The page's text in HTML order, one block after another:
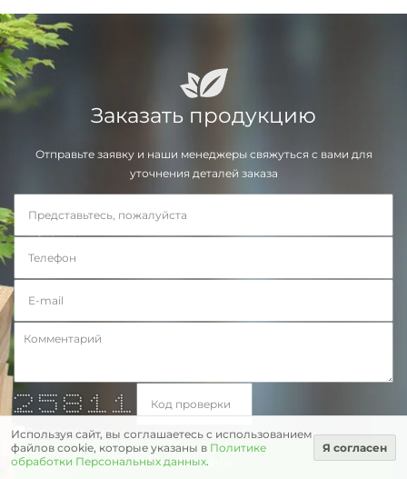
Заказать продукцию
Отправьте заявку и наши менеджеры свяжуться с вами для
уточнения деталей заказа
***** ******* ***** * *
* * * * * ** **
* ****** * * * * * *
* * ***** * *
** * * * * *
** * * * * * *
******* ***** ***** ******* *******
Даю согласие наобработку моих персональных данных
Используя сайт, вы соглашаетесь с использованием
файлов cookie, которые указаны в Политике
обработки Персональных данных.
Я согласен